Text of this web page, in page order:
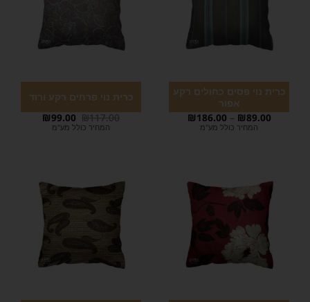
כרית נוי פסים כחולים רקע
אפור
₪89.00
–
₪186.00
המחיר כולל מע"מ
כרית נוי פרחים רקע ורוד
₪ 117.00
₪99.00
המחיר כולל מע"מ